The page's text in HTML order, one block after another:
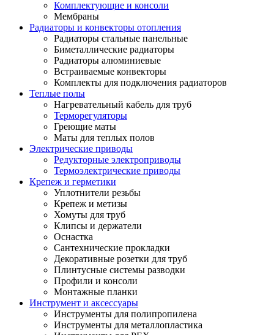
Комплектующие и консоли
Мембраны
Радиаторы и конвекторы отопления
Радиаторы стальные панельные
Биметаллические радиаторы
Радиаторы алюминиевые
Встраиваемые конвекторы
Комплекты для подключения радиаторов
Теплые полы
Нагревательный кабель для труб
Терморегуляторы
Греющие маты
Маты для теплых полов
Электрические приводы
Редукторные электроприводы
Термоэлектрические приводы
Крепеж и герметики
Уплотнители резьбы
Крепеж и метизы
Хомуты для труб
Клипсы и держатели
Оснастка
Сантехнические прокладки
Декоративные розетки для труб
Плинтусные системы разводки
Профили и консоли
Монтажные планки
Инструмент и аксессуары
Инструменты для полипропилена
Инструменты для металлопластика